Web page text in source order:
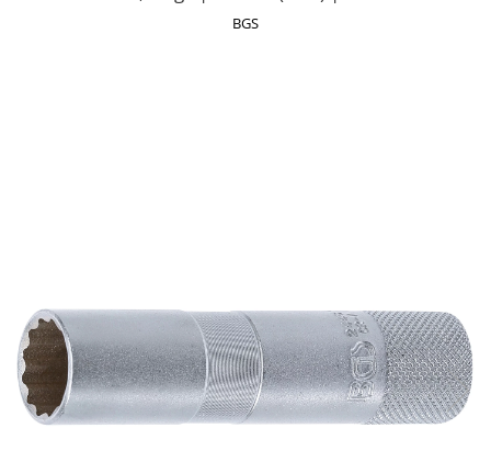
BGS